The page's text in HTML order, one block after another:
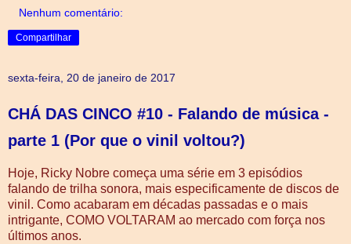
Nenhum comentário:
Compartilhar
sexta-feira, 20 de janeiro de 2017
CHÁ DAS CINCO #10 - Falando de música -
parte 1 (Por que o vinil voltou?)
Hoje, Ricky Nobre começa uma série em 3 episódios
falando de trilha sonora, mais especificamente de discos de
vinil. Como acabaram em décadas passadas e o mais
intrigante, COMO VOLTARAM ao mercado com força nos
últimos anos.